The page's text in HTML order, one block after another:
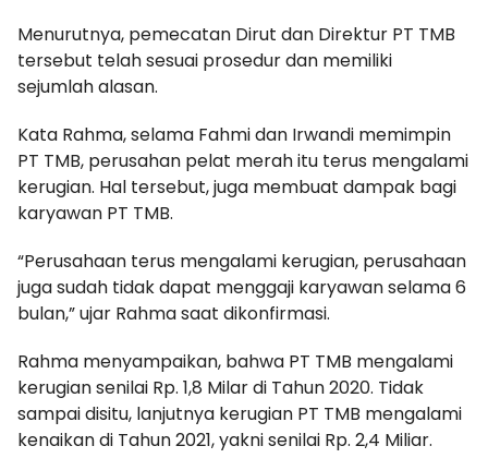
Menurutnya, pemecatan Dirut dan Direktur PT TMB
tersebut telah sesuai prosedur dan memiliki
sejumlah alasan.
Kata Rahma, selama Fahmi dan Irwandi memimpin
PT TMB, perusahan pelat merah itu terus mengalami
kerugian. Hal tersebut, juga membuat dampak bagi
karyawan PT TMB.
“Perusahaan terus mengalami kerugian, perusahaan
juga sudah tidak dapat menggaji karyawan selama 6
bulan,” ujar Rahma saat dikonfirmasi.
Rahma menyampaikan, bahwa PT TMB mengalami
kerugian senilai Rp. 1,8 Milar di Tahun 2020. Tidak
sampai disitu, lanjutnya kerugian PT TMB mengalami
kenaikan di Tahun 2021, yakni senilai Rp. 2,4 Miliar.